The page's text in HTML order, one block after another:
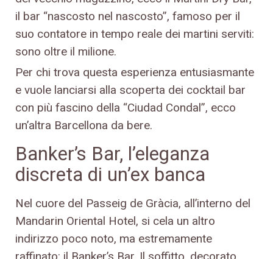
il bar “nascosto nel nascosto”, famoso per il
suo contatore in tempo reale dei martini serviti:
sono oltre il milione.
Per chi trova questa esperienza entusiasmante
e vuole lanciarsi alla scoperta dei cocktail bar
con più fascino della “Ciudad Condal”, ecco
un’altra Barcellona da bere.
Banker’s Bar, l’eleganza
discreta di un’ex banca
Nel cuore del Passeig de Gràcia, all’interno del
Mandarin Oriental Hotel, si cela un altro
indirizzo poco noto, ma estremamente